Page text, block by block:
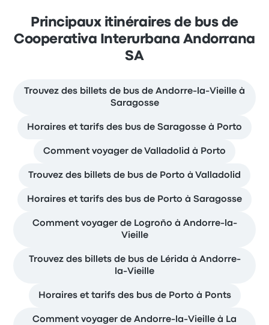
Principaux itinéraires de bus de
Cooperativa Interurbana Andorrana
SA
Trouvez des billets de bus de Andorre-la-Vieille à
Saragosse
Horaires et tarifs des bus de Saragosse à Porto
Comment voyager de Valladolid à Porto
Trouvez des billets de bus de Porto à Valladolid
Horaires et tarifs des bus de Porto à Saragosse
Comment voyager de Logroño à Andorre-la-
Vieille
Trouvez des billets de bus de Lérida à Andorre-
la-Vieille
Horaires et tarifs des bus de Porto à Ponts
Comment voyager de Andorre-la-Vieille à La